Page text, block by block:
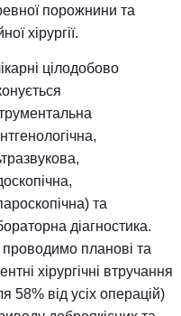
“КМКЛ №10” працює у
цілодобовому режимі
щодня, надає
допомогу при будь-якій
гострій хірургічної
черевної порожнини та
гнійної хірургії.
В лікарні цілодобово
виконується
інструментальна
(рентгенологічна,
ультразвукова,